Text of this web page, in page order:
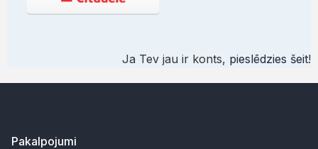
Ja Tev jau ir konts, pieslēdzies šeit!
Pakalpojumi